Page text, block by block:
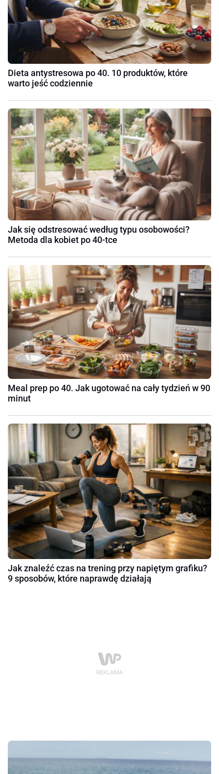
Dieta antystresowa po 40. 10 produktów, które
warto jeść codziennie
Jak się odstresować według typu osobowości?
Metoda dla kobiet po 40-tce
Meal prep po 40. Jak ugotować na cały tydzień w 90
minut
Jak znaleźć czas na trening przy napiętym grafiku?
9 sposobów, które naprawdę działają